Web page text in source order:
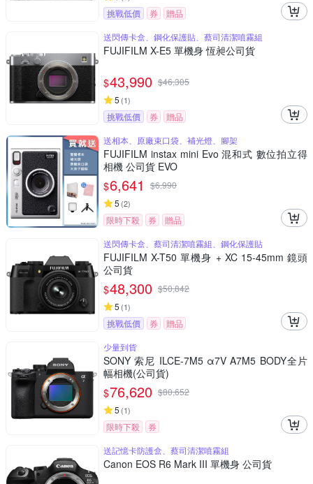
挑戰低價 券
贈品
送閃傳卡盒、鋼化保護貼、蔡司清潔噴霧組
FUJIFILM X-E5 單機身 恆昶公司貨
$43,990 $46,305
5 (1)
挑戰低價 券
贈品
送相本、原廠束口袋、補光燈、腳架
FUJIFILM instax mini Evo 混和式 數位拍立得
相機 公司貨 EVO
$6,641 $6,990
5 (2)
限時下殺 券
贈品
送閃傳卡盒、蔡司清潔噴霧組、鋼化保護貼
FUJIFILM X-T50 單機身 + XC 15-45mm 鏡頭
公司貨
$48,300 $50,842
5 (1)
挑戰低價 券
贈品
少量到貨
SONY 索尼 ILCE-7M5 α7V A7M5 BODY全片
幅相機(公司貨)
$76,620 $80,652
5 (1)
限時下殺
券
送記憶卡防護盒、蔡司清潔噴霧組
Canon EOS R6 Mark III 單機身 公司貨